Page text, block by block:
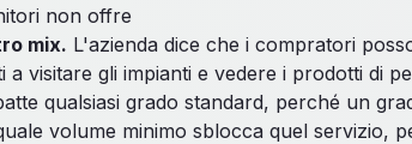
non offre
mix. L'azienda dice che i compratori
a visitare gli impianti e vedere i prodotti di
qualsiasi grado standard, perché un
volume minimo sblocca quel servizio,